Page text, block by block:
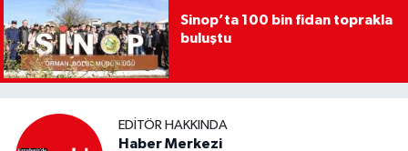
Sinop’ta 100 bin fidan toprakla
buluştu
EDITÖR HAKKINDA
Haber Merkezi